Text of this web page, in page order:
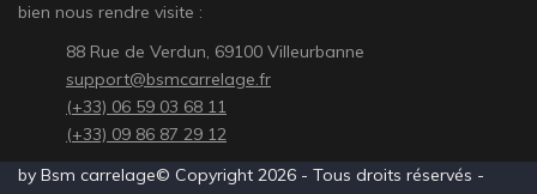
bien nous rendre visite :
88 Rue de Verdun, 69100 Villeurbanne
support@bsmcarrelage.fr
(+33) 06 59 03 68 11
(+33) 09 86 87 29 12
by Bsm carrelage© Copyright 2026 - Tous droits réservés -